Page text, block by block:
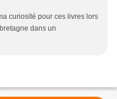
curiosité pour ces livres lors
dans un